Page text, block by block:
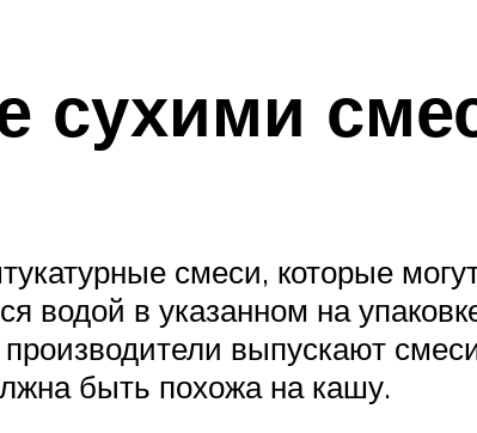
сухими
смеси, которые
водой в указанном на
выпускают
быть похожа на кашу.